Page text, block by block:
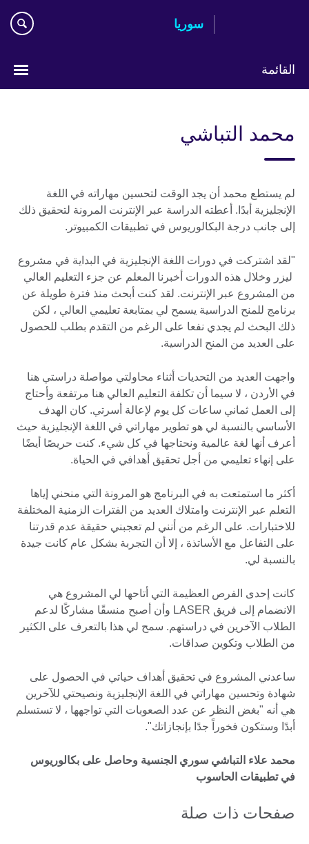
سوريا
القائمة
محمد التباشي
لم يستطع محمد أن يجد الوقت لتحسين مهاراته في اللغة
الإنجليزية أبدًا. أعطته الدراسة عبر الإنترنت المرونة لتحقيق ذلك
إلى جانب درجة البكالوريوس في تطبيقات الكمبيوتر.
"لقد اشتركت في دورات اللغة الإنجليزية في البداية في مشروع
ليزر وخلال هذه الدورات أخبرنا المعلم عن جزء التعليم العالي
من المشروع عبر الإنترنت. لقد كنت أبحث منذ فترة طويلة عن
برنامج للمنح الدراسية يسمح لي بمتابعة تعليمي العالي ، لكن
ذلك البحث لم يجدي نفعا على الرغم من التقدم بطلب للحصول
على العديد من المنح الدراسية.
واجهت العديد من التحديات أثناء محاولتي مواصلة دراستي هنا
في الأردن ، لا سيما أن تكلفة التعليم العالي هنا مرتفعة وأحتاج
إلى العمل ثماني ساعات كل يوم لإعالة أسرتي. كان الهدف
الأساسي بالنسبة لي هو تطوير مهاراتي في اللغة الإنجليزية حيث
أعرف أنها لغة عالمية ونحتاجها في كل شيء. كنت حريصًا أيضًا
على إنهاء تعليمي من أجل تحقيق أهدافي في الحياة.
أكثر ما استمتعت به في البرنامج هو المرونة التي منحني إياها
التعلم عبر الإنترنت وامتلاك العديد من الفترات الزمنية المختلفة
للاختبارات. على الرغم من أنني لم تعجبني حقيقة عدم قدرتنا
على التفاعل مع الأساتذة ، إلا أن التجربة بشكل عام كانت جيدة
بالنسبة لي.
كانت إحدى الفرص العظيمة التي أتاحها لي المشروع هي
الانضمام إلى فريق LASER وأن أصبح منسقًا مشاركًا لدعم
الطلاب الآخرين في دراستهم. سمح لي هذا بالتعرف على الكثير
من الطلاب وتكوين صداقات.
ساعدني المشروع في تحقيق أهداف حياتي في الحصول على
شهادة وتحسين مهاراتي في اللغة الإنجليزية ونصيحتي للآخرين
هي أنه "بغض النظر عن عدد الصعوبات التي تواجهها ، لا تستسلم
أبدًا وستكون فخوراً جدًا بإنجازاتك".
محمد علاء التباشي سوري الجنسية وحاصل على بكالوريوس
في تطبيقات الحاسوب
صفحات ذات صلة